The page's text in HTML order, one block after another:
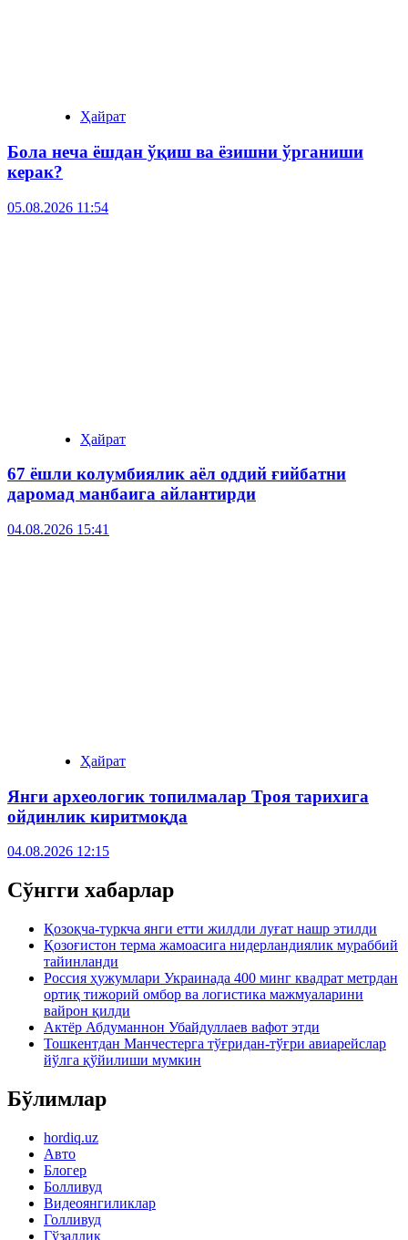
Ҳайрат
Бола неча ёшдан ўқиш ва ёзишни ўрганиши
керак?
05.08.2026 11:54
Ҳайрат
67 ёшли колумбиялик аёл оддий ғийбатни
даромад манбаига айлантирди
04.08.2026 15:41
Ҳайрат
Янги археологик топилмалар Троя тарихига
ойдинлик киритмоқда
04.08.2026 12:15
Сўнгги хабарлар
Қозоқча-туркча янги етти жилдли луғат нашр этилди
Қозоғистон терма жамоасига нидерландиялик мураббий
тайинланди
Россия ҳужумлари Украинада 400 минг квадрат метрдан
ортиқ тижорий омбор ва логистика мажмуаларини
вайрон қилди
Актёр Абду­маннон Убайдуллаев вафот этди
Тошкентдан Манчестерга тўғридан-тўғри авиарейслар
йўлга қўйилиши мумкин
Бўлимлар
hordiq.uz
Авто
Блогер
Болливуд
Видеоянгиликлар
Голливуд
Гўзаллик